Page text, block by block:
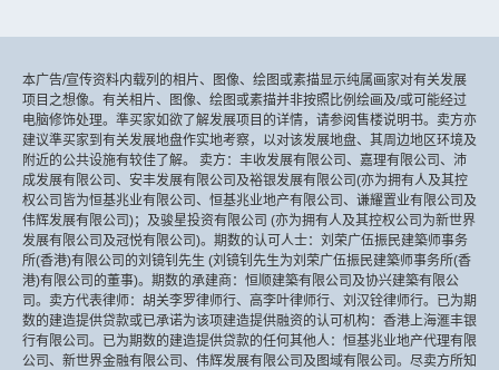
本广告/宣传资料内载列的相片、图像、绘图或素描显示纯属画家对有关发展
项目之想像。有关相片、图像、绘图或素描并非按照比例绘画及/或可能经过
电脑修饰处理。準买家如欲了解发展项目的详情，请参阅售楼说明书。卖方亦
建议準买家到有关发展地盘作实地考察，以对该发展地盘、其周边地区环境及
附近的公共设施有较佳了解。 卖方：丰收发展有限公司、嘉理有限公司、沛
成发展有限公司、安丰发展有限公司及裕银发展有限公司(亦为拥有人及其控
权公司皆为恒基兆业有限公司、恒基兆业地产有限公司、谦耀置业有限公司及
伟辉发展有限公司)；及骏星投资有限公司 (亦为拥有人及其控权公司为新世界
发展有限公司及冠悦有限公司)。期数的认可人士：刘荣广伍振民建築师事务
所(香港)有限公司的刘镜钊先生 (刘镜钊先生为刘荣广伍振民建築师事务所(香
港)有限公司的董事)。期数的承建商：恒顺建築有限公司及协兴建築有限公
司。卖方代表律师：胡关李罗律师行、高李叶律师行、刘汉铨律师行。已为期
数的建造提供贷款或已承诺为该项建造提供融资的认可机构：香港上海滙丰银
行有限公司。已为期数的建造提供贷款的任何其他人：恒基兆业地产代理有限
公司、新世界金融有限公司、伟辉发展有限公司及图域有限公司。尽卖方所知